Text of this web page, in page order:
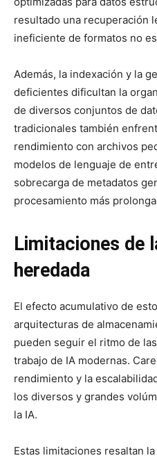
resultado una recuperación
ineficiente de formatos no
Además, la indexación y la
deficientes dificultan la
de diversos conjuntos de
tradicionales también
rendimiento con archivos
modelos de lenguaje de
sobrecarga de metadatos
procesamiento más
Limitaciones de
heredada
El efecto acumulativo de
arquitecturas de
pueden seguir el ritmo de
trabajo de IA modernas.
rendimiento y la
los diversos y grandes
la IA.
Estas limitaciones resaltan